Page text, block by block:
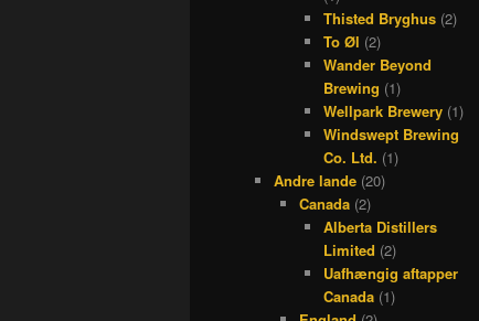
Thisted Bryghus (2)
To Øl (2)
Wander Beyond
Brewing (1)
Wellpark Brewery (1)
Windswept Brewing
Co. Ltd. (1)
Andre lande (20)
Canada(2)
Alberta Distillers
Limited (2)
Uafhængig aftapper
Canada (1)